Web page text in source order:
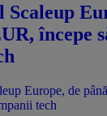
Scaleup
începe